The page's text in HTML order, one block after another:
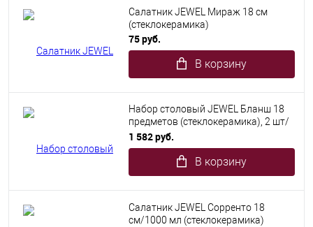
Салатник JEWEL Мираж 18 см
(стеклокерамика)
75 руб.
В корзину
Набор столовый JEWEL Бланш 18
предметов (стеклокерамика), 2 шт/
уп
1 582 руб.
В корзину
Салатник JEWEL Сорренто 18
см/1000 мл (стеклокерамика)